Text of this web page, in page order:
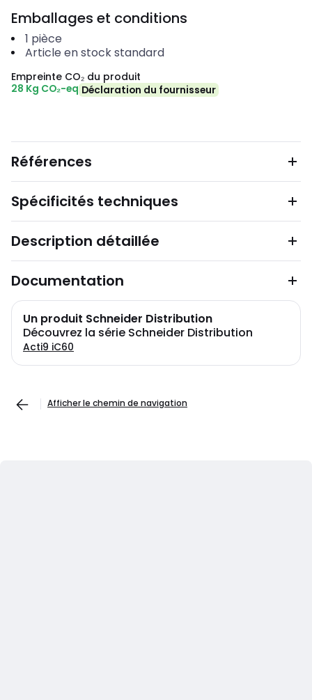
Emballages et conditions
1 pièce
Article en stock standard
Empreinte CO₂ du produit
28 Kg CO₂-eq Déclaration du fournisseur
Références
Spécificités techniques
Description détaillée
Documentation
Un produit Schneider Distribution
Découvrez la série Schneider Distribution
Acti9 iC60
Afficher le chemin de navigation